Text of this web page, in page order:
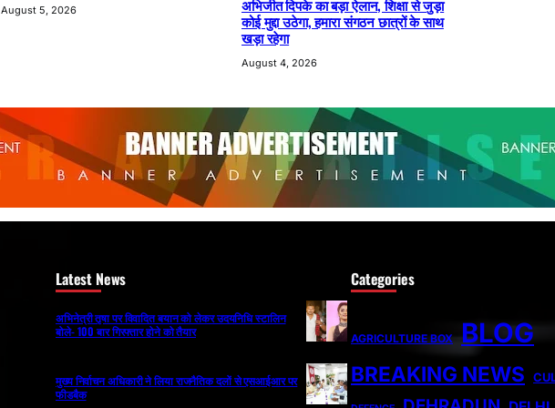
August 5, 2026
अभिजीत दिपके का बड़ा ऐलान, शिक्षा से जुड़ा
कोई मुद्दा उठेगा, हमारा संगठन छात्रों के साथ
खड़ा रहेगा
August 4, 2026
Latest News
अभिनेत्री तृषा पर विवादित बयान को लेकर उदयनिधि स्टालिन
बोले- 100 बार गिरफ्तार होने को तैयार
मुख्य निर्वाचन अधिकारी ने लिया राजनैतिक दलों से एसआईआर पर
फीडबैक
Categories
AGRICULTURE BOX BLOG
BREAKING NEWS